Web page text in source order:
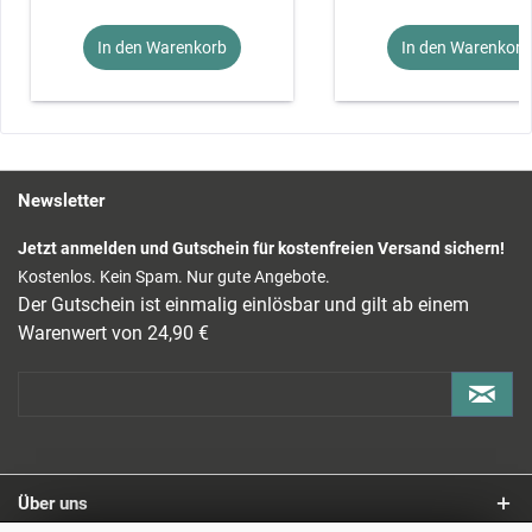
Lieferumfang:
1x Bluetooth Modul mit BLE - CC2541, HM10 HM-10 / iBeacon
In den Warenkorb In den Warenkorb
Newsletter
Jetzt anmelden und Gutschein für kostenfreien Versand sichern!
Kostenlos. Kein Spam. Nur gute Angebote.
Der Gutschein ist einmalig einlösbar und gilt ab einem
Warenwert von 24,90 €
Über uns